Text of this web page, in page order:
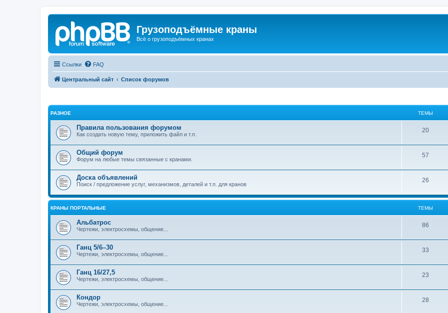
Грузоподъёмные краны
Всё о грузоподъёмных кранах
Ссылки FAQ
Центральный сайт Список форумов
РАЗНОЕ ТЕМЫ
Правила пользования форумом
Как создать новую тему, приложить файл и т.п.
20
Общий форум
Форум на любые темы связанные с кранами.
57
Доска объявлений
Поиск / предложение услуг, механизмов, деталей и т.п. для кранов
26
КРАНЫ ПОРТАЛЬНЫЕ ТЕМЫ
Альбатрос
Чертежи, электросхемы, общение...
86
Ганц 5/6–30
Чертежи, электросхемы, общение...
33
Ганц 16/27,5
Чертежи, электросхемы, общение...
23
Кондор
Чертежи, электросхемы, общение...
28